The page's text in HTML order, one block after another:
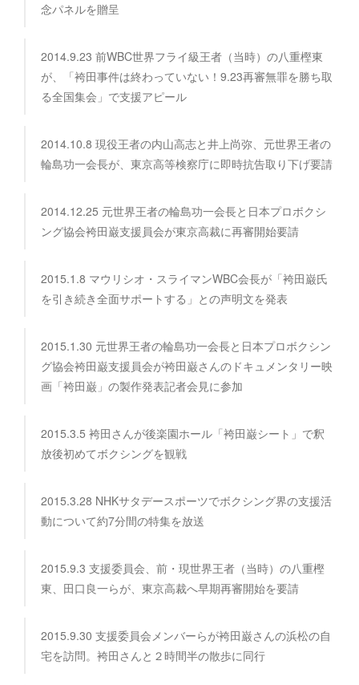
念パネルを贈呈
2014.9.23 前WBC世界フライ級王者（当時）の八重樫東
が、「袴田事件は終わっていない！9.23再審無罪を勝ち取
る全国集会」で支援アピール
2014.10.8 現役王者の内山高志と井上尚弥、元世界王者の
輪島功一会長が、東京高等検察庁に即時抗告取り下げ要請
2014.12.25 元世界王者の輪島功一会長と日本プロボクシ
ング協会袴田巌支援員会が東京高裁に再審開始要請
2015.1.8 マウリシオ・スライマンWBC会長が「袴田巌氏
を引き続き全面サポートする」との声明文を発表
2015.1.30 元世界王者の輪島功一会長と日本プロボクシン
グ協会袴田巌支援員会が袴田巌さんのドキュメンタリー映
画「袴田巌」の製作発表記者会見に参加
2015.3.5 袴田さんが後楽園ホール「袴田巌シート」で釈
放後初めてボクシングを観戦
2015.3.28 NHKサタデースポーツでボクシング界の支援活
動について約7分間の特集を放送
2015.9.3 支援委員会、前・現世界王者（当時）の八重樫
東、田口良一らが、東京高裁へ早期再審開始を要請
2015.9.30 支援委員会メンバーらが袴田巌さんの浜松の自
宅を訪問。袴田さんと２時間半の散歩に同行